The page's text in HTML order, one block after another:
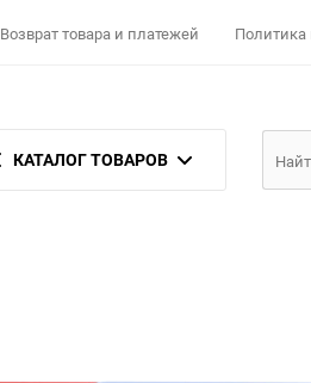
Возврат товара и платежей
КАТАЛОГ ТОВАРОВ